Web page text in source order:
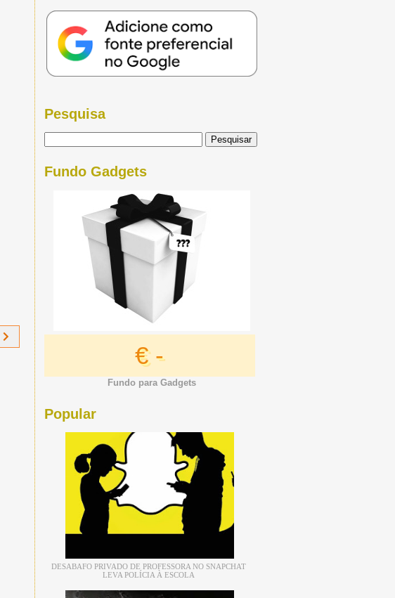
Pesquisa
Fundo Gadgets
€ -
Fundo para Gadgets
Popular
DESABAFO PRIVADO DE PROFESSORA NO SNAPCHAT
LEVA POLÍCIA À ESCOLA